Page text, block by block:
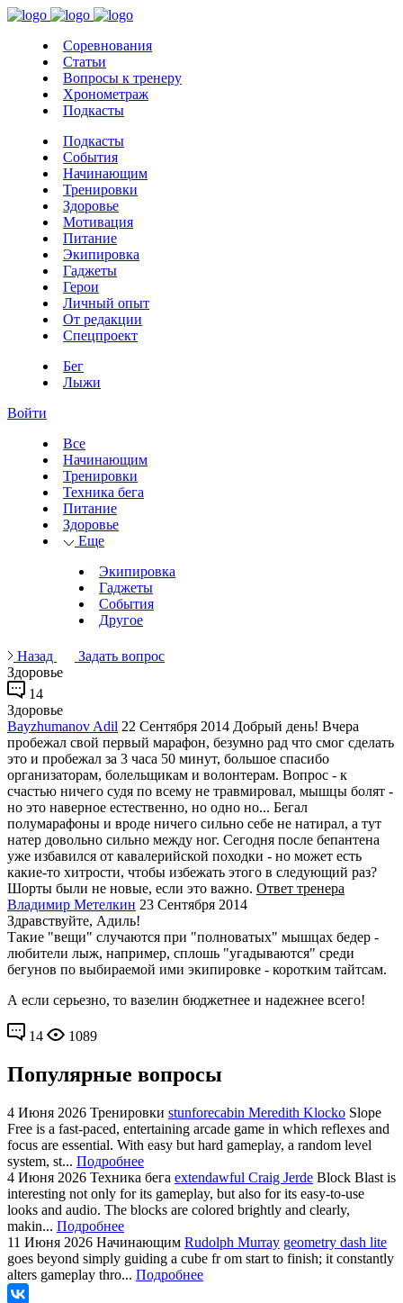
Соревнования
Статьи
Вопросы к тренеру
Хронометраж
Подкасты
Подкасты
События
Начинающим
Тренировки
Здоровье
Мотивация
Питание
Экипировка
Гаджеты
Герои
Личный опыт
От редакции
Спецпроект
Бег
Лыжи
Войти
Все
Начинающим
Тренировки
Техника бега
Питание
Здоровье
Еще
Экипировка
Гаджеты
События
Другое
Назад
Задать вопрос
Здоровье
14
Здоровье
Bayzhumanov Adil 22 Сентября 2014 Добрый день! Вчера
пробежал свой первый марафон, безумно рад что смог сделать
это и пробежал за 3 часа 50 минут, большое спасибо
организаторам, болельщикам и волонтерам. Вопрос - к
счастью ничего судя по всему не травмировал, мышцы болят -
но это наверное естественно, но одно но... Бегал
полумарафоны и вроде ничего сильно себе не натирал, а тут
натер довольно сильно между ног. Сегодня после бепантена
уже избавился от кавалерийской походки - но может есть
какие-то хитрости, чтобы избежать этого в следующий раз?
Шорты были не новые, если это важно. Ответ тренера
Владимир Метелкин 23 Сентября 2014
Здравствуйте, Адиль!
Такие "вещи" случаются при "полноватых" мышцах бедер -
любители лыж, например, сплошь "угадываются" среди
бегунов по выбираемой ими экипировке - коротким тайтсам.
А если серьезно, то вазелин бюджетнее и надежнее всего!
14 1089
Популярные вопросы
4 Июня 2026 Тренировки stunforecabin Meredith Klocko Slope
Free is a fast-paced, entertaining arcade game in which reflexes and
focus are essential. With easy but hard gameplay, a random level
system, st... Подробнее
4 Июня 2026 Техника бега extendawful Craig Jerde Block Blast is
interesting not only for its gameplay, but also for its easy-to-use
looks and audio. The blocks are colored brightly and clearly,
makin... Подробнее
11 Июня 2026 Начинающим Rudolph Murray geometry dash lite
goes beyond simply guiding a cube fr om start to finish; it constantly
alters gameplay thro... Подробнее